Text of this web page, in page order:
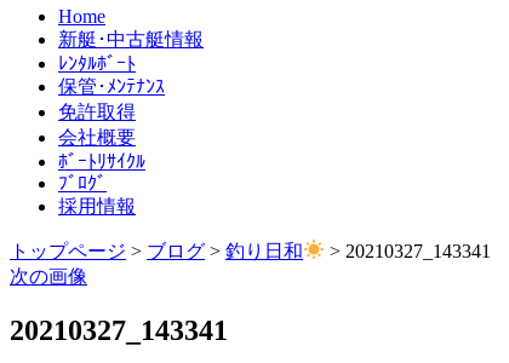
Home
新艇･中古艇情報
ﾚﾝﾀﾙﾎﾞｰﾄ
保管･ﾒﾝﾃﾅﾝｽ
免許取得
会社概要
ﾎﾞｰﾄﾘｻｲｸﾙ
ﾌﾞﾛｸﾞ
採用情報
トップページ > ブログ > 釣り日和 > 20210327_143341
次の画像
20210327_143341